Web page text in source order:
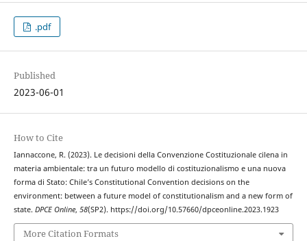
.pdf
Published
2023-06-01
How to Cite
Iannaccone, R. (2023). Le decisioni della Convenzione Costituzionale cilena in
materia ambientale: tra un futuro modello di costituzionalismo e una nuova
forma di Stato: Chile’s Constitutional Convention decisions on the
environment: between a future model of constitutionalism and a new form of
state. DPCE Online, 58(SP2). https://doi.org/10.57660/dpceonline.2023.1923
More Citation Formats